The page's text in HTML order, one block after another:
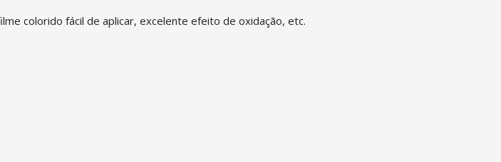
colorido fácil de aplicar, excelente efeito de oxidação, etc.